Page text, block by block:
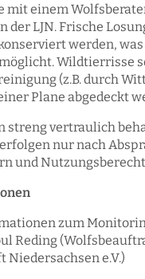
mit einem
der LJN. Frische
werden,
Wildtierrisse
(z.B. durch
Plane abgedeckt
streng vertraulich
nur nach
und
zum
Reding
Niedersachsen e.V.)